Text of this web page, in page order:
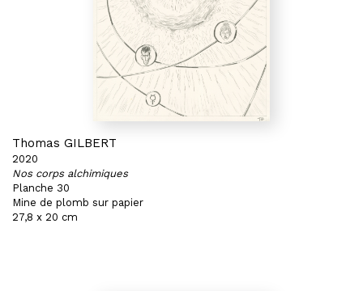
Thomas GILBERT
2020
Nos corps alchimiques
Planche 30
Mine de plomb sur papier
27,8 x 20 cm